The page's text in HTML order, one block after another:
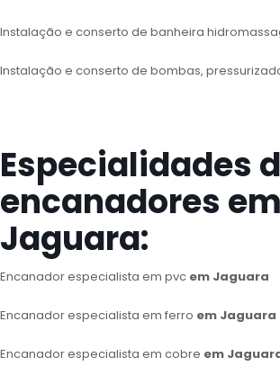
Instalação e conserto de banheira
Instalação e conserto de bombas,
Especialidades
encanadores em
Jaguara:
Encanador especialista em pvc em Jaguara
Encanador especialista em ferro em Jaguara
Encanador especialista em cobre em